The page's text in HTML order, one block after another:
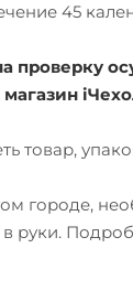
45
проверку
товар,
городе,
руки.